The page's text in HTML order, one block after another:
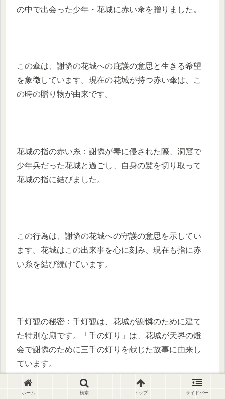
の中で出会った少年・花城に赤い傘を贈りました。
この傘は、謝憐の花城への庇護の意思と生きる希望
を象徴しています。現在の花城が持つ赤い傘は、こ
の時の贈り物が由来です。
花城の指の赤い糸：謝憐が毒に侵された際、洞窟で
少年兵だった花城と過ごし、自身の髪を切り取って
花城の指に結びました。
この行為は、謝憐の花城への守護の意思を示してい
ます。花城はこの出来事を心に刻み、現在も指に赤
い糸を結び続けています。
千灯観の秘密：千灯観は、花城が謝憐のために建て
た特別な廟です。「千の灯り」は、花城が天界の燈
会で謝憐のために三千の灯りを献じた故事に由来し
ています。
ホーム 検索 トップ サイドバー